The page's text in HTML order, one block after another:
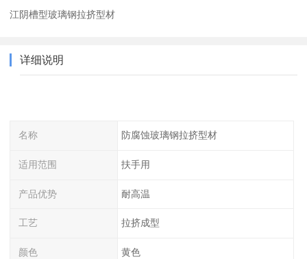
江阴槽型玻璃钢拉挤型材
详细说明
名称 防腐蚀玻璃钢拉挤型材
适用范围 扶手用
产品优势 耐高温
工艺 拉挤成型
颜色 黄色